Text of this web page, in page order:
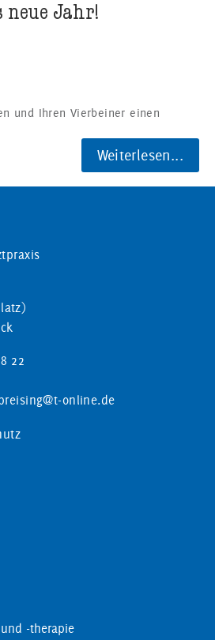
neue Jahr!
und Ihren Vierbeiner einen
Weiterlesen...
22
online.de
-therapie